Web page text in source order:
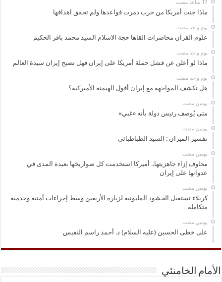
ماذا جنت أمريكا من حرب دمرت قواعدها ولم تحقق اهدافها
‏يوم واحد مضت
علوم القرآن محاضرات القاها حجة الاسلام السيد محمد باقر الحكيم
‏يوم واحد مضت
ماذا لو أعلن عن فشل حملة أمريكا على إيران فهل تصبح إيران سيدة العالم
‏يوم واحد مضت
هل تكشف المواجهة مع إيران أفول الهيمنة الأميركية؟
‏يومين مضت
متى يُوصف رئيس دولة بأنه «غبي»
‏يومين مضت
تفسير الميزان : السيد الطباطبائي
‏يومين مضت
مخاوف إزاء جاهزيتها.. أميركا استخدمت كل صواريخها بعيدة المدى في
عدوانها على إيران
‏يومين مضت
كربلاء تستقبل الحشود المليونية لزيارة الأربعين وسط إجراءات أمنية وخدمية
متكاملة
‏يومين مضت
على خطى الحسين (عليه السلام) د. أحمد راسم النفيس
الأمام الخامنئي